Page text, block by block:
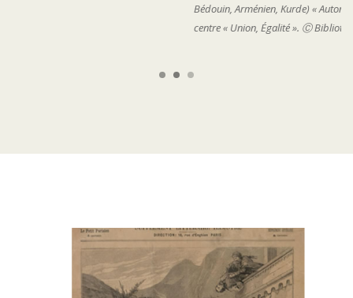
Bédouin, Arménien, Kurde) « Autonomie », et sur celui du Turc au
centre « Union, Égalité ». Ⓒ Bibliothèque Nubar de l'UGAB, Paris